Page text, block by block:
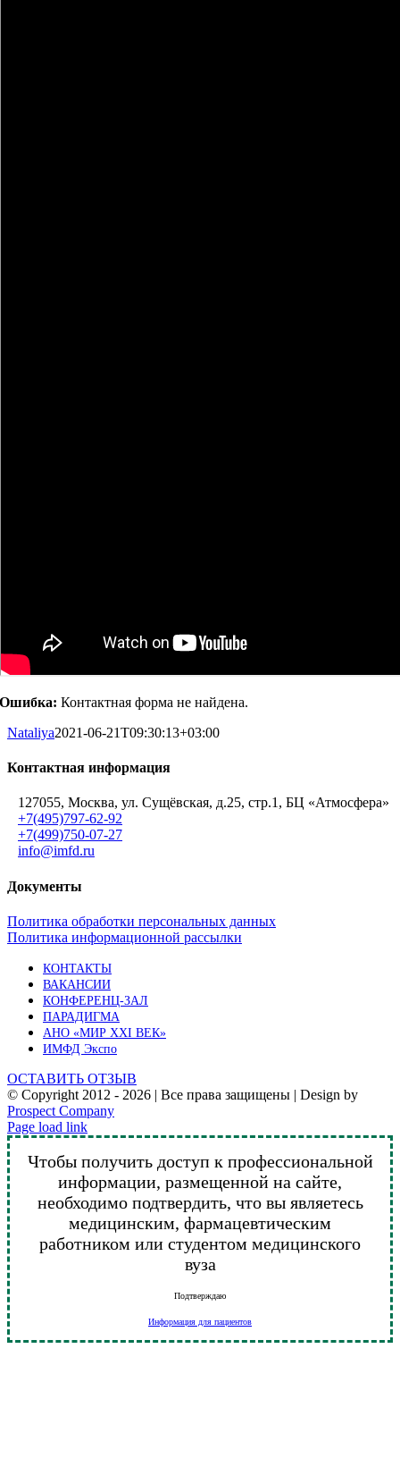
Ошибка: Контактная форма не найдена.
Nataliya2021-06-21T09:30:13+03:00
Контактная информация
127055, Москва, ул. Сущёвская, д.25, стр.1, БЦ «Атмосфера»
+7(495)797-62-92
+7(499)750-07-27
info@imfd.ru
Документы
Политика обработки персональных данных
Политика информационной рассылки
КОНТАКТЫ
ВАКАНСИИ
КОНФЕРЕНЦ-ЗАЛ
ПАРАДИГМА
АНО «МИР XXI ВЕК»
ИМФД Экспо
ОСТАВИТЬ ОТЗЫВ
© Copyright 2012 - 2026 | Все права защищены | Design by
Prospect Company
Vk
Telegram
YouTube
Email
Page load link
Чтобы получить доступ к профессиональной
информации, размещенной на сайте,
необходимо подтвердить, что вы являетесь
медицинским, фармацевтическим
работником или студентом медицинского
вуза
Подтверждаю
Информация для пациентов